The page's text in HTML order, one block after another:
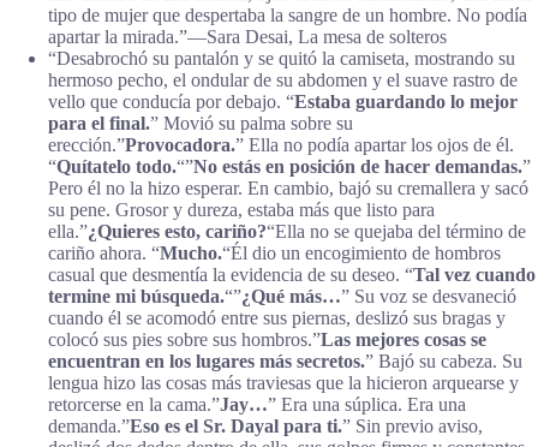
tipo de mujer que despertaba la sangre de un hombre. No podía
apartar la mirada.”―Sara Desai, La mesa de solteros
“Desabrochó su pantalón y se quitó la camiseta, mostrando su
hermoso pecho, el ondular de su abdomen y el suave rastro de
vello que conducía por debajo. “Estaba guardando lo mejor
para el final.” Movió su palma sobre su
erección.”Provocadora.” Ella no podía apartar los ojos de él.
“Quítatelo todo.“”No estás en posición de hacer demandas.”
Pero él no la hizo esperar. En cambio, bajó su cremallera y sacó
su pene. Grosor y dureza, estaba más que listo para
ella.”¿Quieres esto, cariño?“Ella no se quejaba del término de
cariño ahora. “Mucho.“Él dio un encogimiento de hombros
casual que desmentía la evidencia de su deseo. “Tal vez cuando
termine mi búsqueda.“”¿Qué más…” Su voz se desvaneció
cuando él se acomodó entre sus piernas, deslizó sus bragas y
colocó sus pies sobre sus hombros.”Las mejores cosas se
encuentran en los lugares más secretos.” Bajó su cabeza. Su
lengua hizo las cosas más traviesas que la hicieron arquearse y
retorcerse en la cama.”Jay…” Era una súplica. Era una
demanda.”Eso es el Sr. Dayal para ti.” Sin previo aviso,